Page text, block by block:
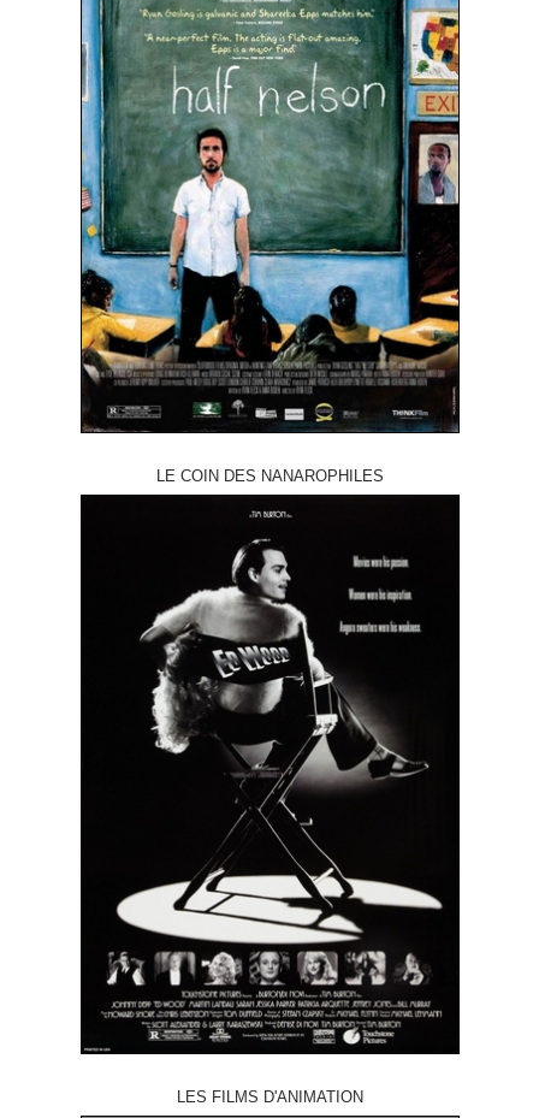
LE COIN DES NANAROPHILES
LES FILMS D'ANIMATION